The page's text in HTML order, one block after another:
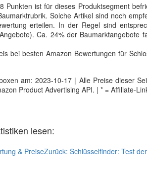
Punkten ist für dieses Produktsegment
Solche Artikel sind noch
erteilen. In der Regel sind
Ca. 24% der Baumarktangebote
bei besten Amazon Bewertungen für
am: 2023-10-17 | Alle Preise dieser
Product Advertising API. | * = Affiliate-
lesen:
& PreiseZurück: Schlüsselfinder: Test